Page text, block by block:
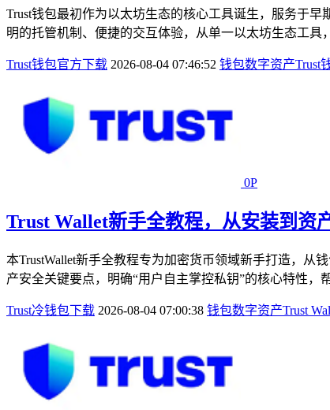
Trust钱包最初作为以太坊生态的核心工具诞生，服务于
明的托管机制、便捷的交互体验，从单一以太坊生态工
Trust钱包官方下载 2026-08-04 07:46:52 钱包数字资产Trust
0P
Trust Wallet新手全教程，从安装到资
本TrustWallet新手全教程专为加密货币领域新手打造，
产安全关键要点，明确“用户自主掌控私钥”的核心特性
Trust冷钱包下载 2026-08-04 07:00:38 钱包数字资产Trust